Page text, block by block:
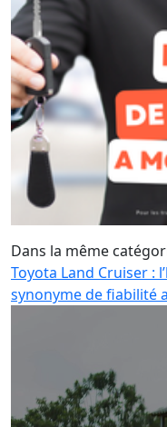
Dans la même
Toyota Land Cruiser :
synonyme de fiabilité